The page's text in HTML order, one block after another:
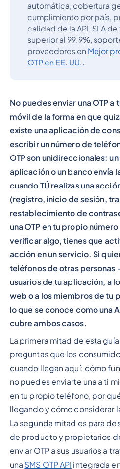
automática, cobertura
cumplimiento por país,
calidad de la API, SLA
superior al 99.9%,
proveedores en Mejor
OTP en EE. UU..
No puedes enviar una OTP
móvil de la forma en que
existe una aplicación de
escribir un número de
OTP son unidireccionales:
aplicación o un banco envía
cuando TÚ realizas una
(registro, inicio de sesión,
restablecimiento de
una OTP en tu propio
verificar algo, tienes que
acción en un servicio. Si
teléfonos de otraspersonas
usuarios de tu aplicación, a
web o a los miembros de tu
lo que se conoce como una
cubre ambos casos.
La primera mitad de esta
preguntas que los
cuando llegan aquí: cómo
no puedes enviarte una a ti
en tu propio teléfono, por
llegando y cómo considerar
La segunda mitad es para
de producto y propietarios
enviar OTP a sus usuarios a
una SMS OTP API integrada